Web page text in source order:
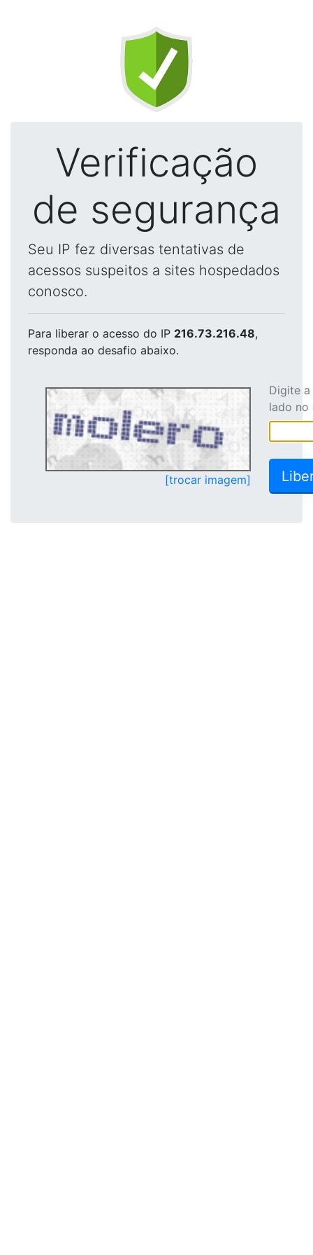
Verificação
de segurança
Seu IP fez diversas tentativas de
acessos suspeitos a sites hospedados
conosco.
Para liberar o acesso do IP 216.73.216.48,
responda ao desafio abaixo.
[trocar imagem]
Digite
lado no